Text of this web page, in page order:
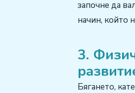
започне да
начин, който
3.
Бягането,